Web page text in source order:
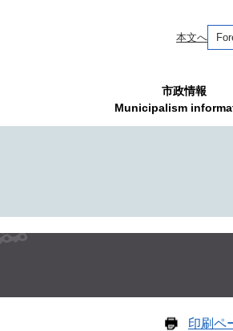
本文へ
市政情報
Municipalism
印刷ペ